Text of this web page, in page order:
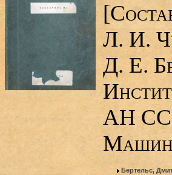
Л. И.
Д. Е.
АН
Бертельс,